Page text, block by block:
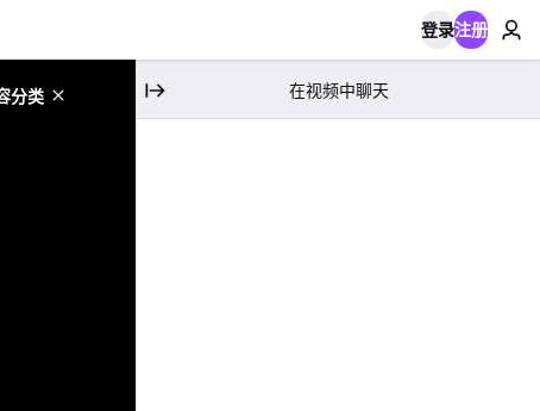
登录注册
分类 在视频中聊天